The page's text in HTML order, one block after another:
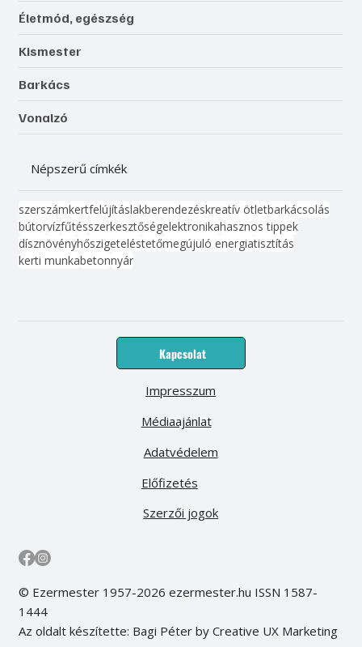
Életmód, egészség
Kismester
Barkács
Vonalzó
Népszerű címkék
szerszámkertfelújításlakberendezéskreatív ötletbarkácsolás
bútorvízfűtésszerkesztőségelektronikahasznos tippek
dísznövényhőszigeteléstetőmegújuló energiatisztítás
kerti munkabetonnyár
Kapcsolat
Médiaajánlat
Előfizetés
Impresszum
Adatvédelem
Szerzői jogok
© Ezermester 1957-2026 ezermester.hu ISSN 1587-
1444
Az oldalt készítette: Bagi Péter by Creative UX Marketing